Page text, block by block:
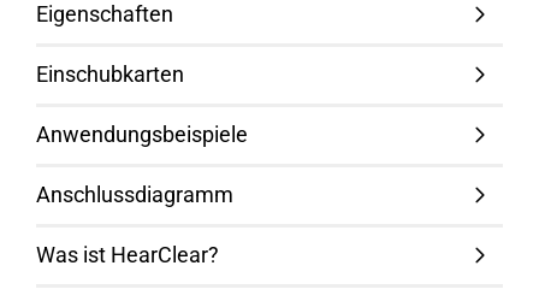
Eigenschaften
Einschubkarten
Anwendungsbeispiele
Anschlussdiagramm
Was ist HearClear?